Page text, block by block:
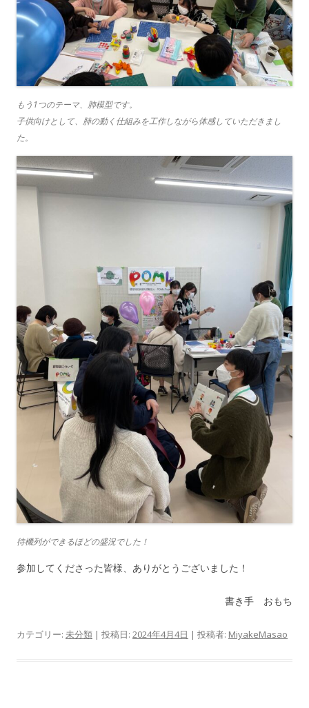
もう1つのテーマ、肺模型です。
子供向けとして、肺の動く仕組みを工作しながら体感していただきまし
た。
待機列ができるほどの盛況でした！
参加してくださった皆様、ありがとうございました！
書き手 おもち
カテゴリー: 未分類 | 投稿日: 2024年4月4日 | 投稿者: MiyakeMasao